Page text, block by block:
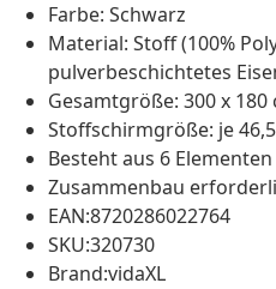
Farbe: Schwarz
Material: Stoff (100%
pulverbeschichtetes
Gesamtgröße: 300 x 180
Stoffschirmgröße: je
Besteht aus 6 Elementen
Zusammenbau
EAN:8720286022764
SKU:320730
Brand:vidaXL